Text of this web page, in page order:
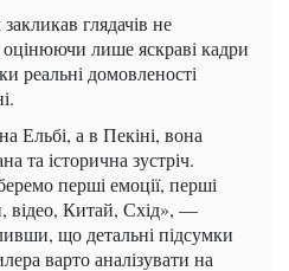
глядачів не
лише яскраві кадри
реальні домовленості
Ельбі, а в Пекіні, вона
та історична зустріч.
перші емоції, перші
відео, Китай, Схід», —
що детальні підсумки
варто аналізувати на